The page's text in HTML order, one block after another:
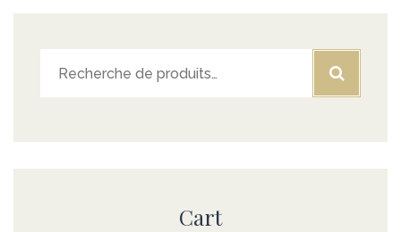
pour :
Cart